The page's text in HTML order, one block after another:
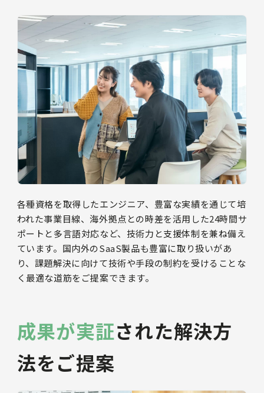
各種資格を取得したエンジニア、豊富な実績を通じて培
われた事業目線、海外拠点との時差を活用した24時間サ
ポートと多言語対応など、技術力と支援体制を兼ね備え
ています。国内外のSaaS製品も豊富に取り扱いがあ
り、課題解決に向けて技術や手段の制約を受けることな
く最適な道筋をご提案できます。
成果が実証された解決方
法をご提案